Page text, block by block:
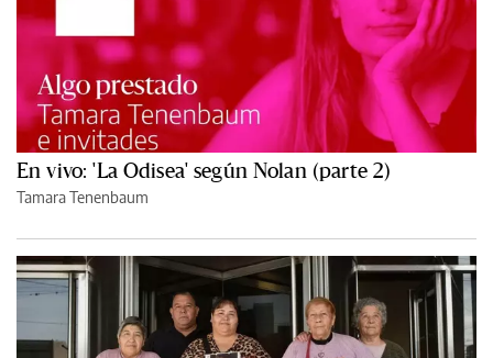
En vivo: 'La Odisea' según Nolan (parte 2)
Tamara Tenenbaum